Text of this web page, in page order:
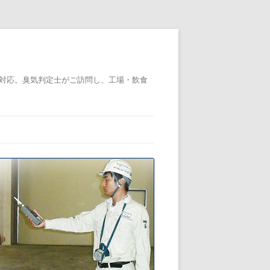
。臭気判定士がご訪問し、工場・飲食